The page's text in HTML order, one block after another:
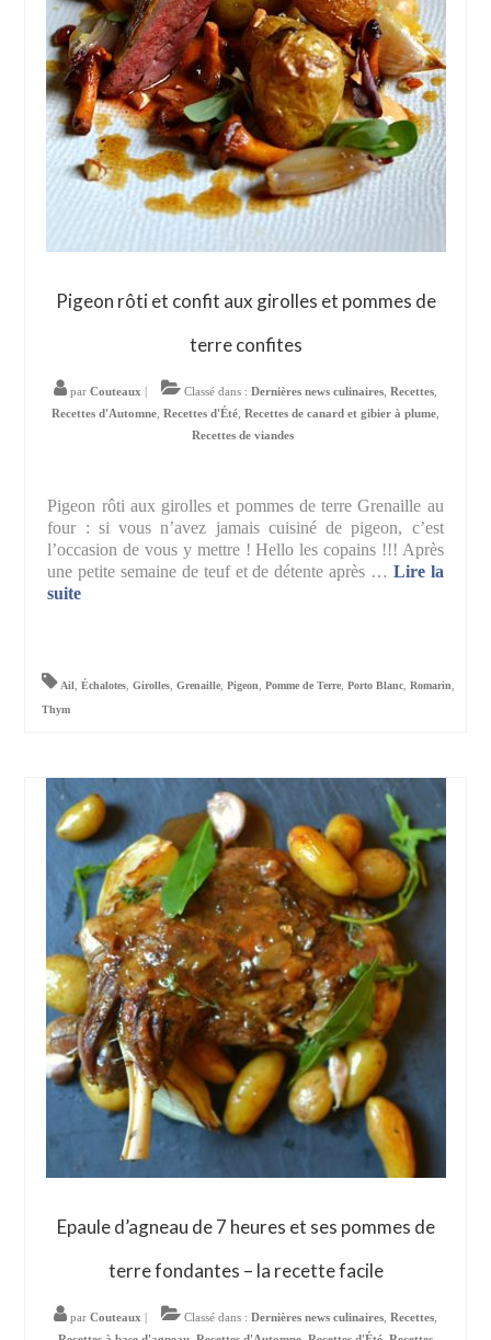
Pigeon rôti et confit aux girolles et pommes de
terre confites
par Couteaux Classé dans : Dernières news culinaires Recettes
Recettes d'Automne Recettes d'Été Recettes de canard et gibier à plume
Recettes de viandes
Pigeon rôti aux girolles et pommes de terre Grenaille au
four : si vous n’avez jamais cuisiné de pigeon, c’est
l’occasion de vous y mettre ! Hello les copains !!! Après
une petite semaine de teuf et de détente après … Lire la
suite­­
Ail,Échalotes,Girolles,Grenaille,Pigeon,Pomme de Terre,Porto Blanc,Romarin,
Thym
Epaule d’agneau de 7 heures et ses pommes de
terre fondantes – la recette facile
par Couteaux Classé dans : Dernières news culinaires Recettes